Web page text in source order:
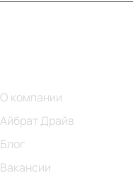
О компании
Айбрат Драйв
Блог
Вакансии